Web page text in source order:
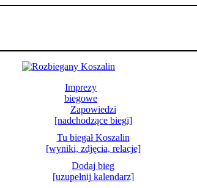
Imprezy
biegowe
Zapowiedzi
[nadchodzące biegi]
Tu biegał Koszalin
[wyniki, zdjęcia, relacje]
Dodaj bieg
[uzupełnij kalendarz]